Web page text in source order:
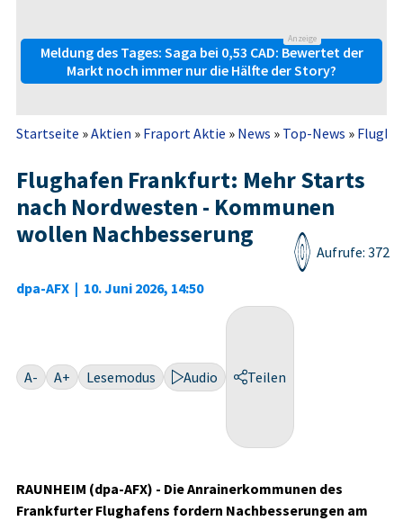
Anzeige
Meldung des Tages: Saga bei 0,53 CAD: Bewertet der
Markt noch immer nur die Hälfte der Story?
Startseite »Aktien » Fraport Aktie » News » Top-News »
Flughafen Frankfurt: Mehr Starts
nach Nordwesten - Kommunen
wollen Nachbesserung
dpa-AFX | 10. Juni 2026, 14:50
Aufrufe: 372
A- A+ Lesemodus Audio Teilen
RAUNHEIM (dpa-AFX) - Die Anrainerkommunen des
Frankfurter Flughafens fordern Nachbesserungen am